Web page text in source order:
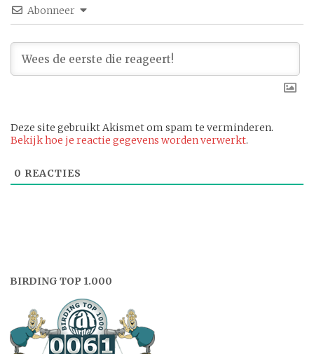
Abonneer
Deze site gebruikt Akismet om spam te verminderen.
Bekijk hoe je reactie gegevens worden verwerkt.
0 REACTIES
BIRDING TOP 1.000